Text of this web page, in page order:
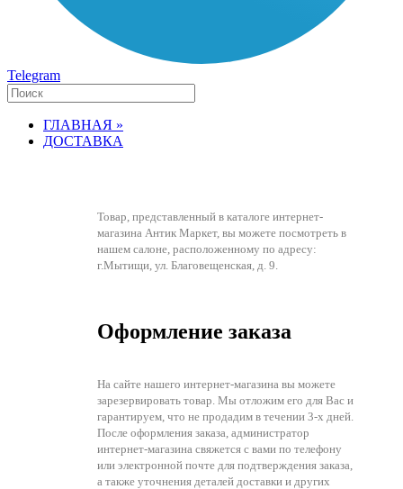
Telegram
ГЛАВНАЯ »
ДОСТАВКА
Товар, представленный в каталоге интернет-
магазина Антик Маркет, вы можете посмотреть в
нашем салоне, расположенному по адресу:
г.Мытищи, ул. Благовещенская, д. 9.
Оформление заказа
На сайте нашего интернет-магазина вы можете
зарезервировать товар. Мы отложим его для Вас и
гарантируем, что не продадим в течении 3-х дней.
После оформления заказа, администратор
интернет-магазина свяжется с вами по телефону
или электронной почте для подтверждения заказа,
а также уточнения деталей доставки и других